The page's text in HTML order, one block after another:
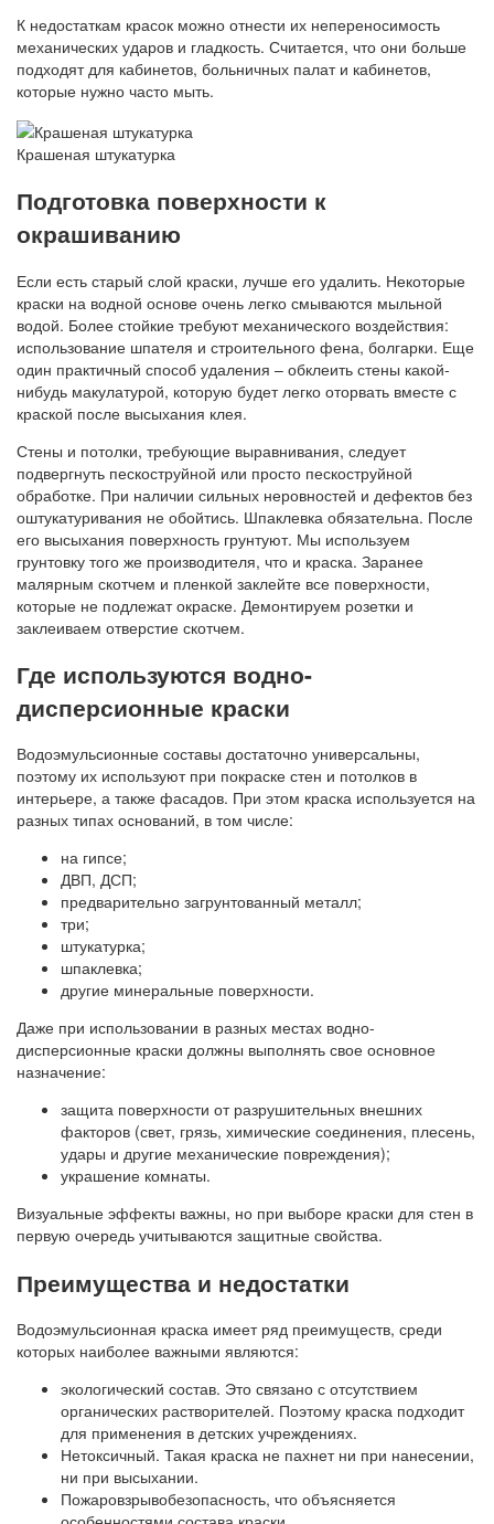
К недостаткам красок можно отнести их непереносимость
механических ударов и гладкость. Считается, что они больше
подходят для кабинетов, больничных палат и кабинетов,
которые нужно часто мыть.
Крашеная штукатурка
Подготовка поверхности к
окрашиванию
Если есть старый слой краски, лучше его удалить. Некоторые
краски на водной основе очень легко смываются мыльной
водой. Более стойкие требуют механического воздействия:
использование шпателя и строительного фена, болгарки. Еще
один практичный способ удаления – обклеить стены какой-
нибудь макулатурой, которую будет легко оторвать вместе с
краской после высыхания клея.
Стены и потолки, требующие выравнивания, следует
подвергнуть пескоструйной или просто пескоструйной
обработке. При наличии сильных неровностей и дефектов без
оштукатуривания не обойтись. Шпаклевка обязательна. После
его высыхания поверхность грунтуют. Мы используем
грунтовку того же производителя, что и краска. Заранее
малярным скотчем и пленкой заклейте все поверхности,
которые не подлежат окраске. Демонтируем розетки и
заклеиваем отверстие скотчем.
Где используются водно-
дисперсионные краски
Водоэмульсионные составы достаточно универсальны,
поэтому их используют при покраске стен и потолков в
интерьере, а также фасадов. При этом краска используется на
разных типах оснований, в том числе:
на гипсе;
ДВП, ДСП;
предварительно загрунтованный металл;
три;
штукатурка;
шпаклевка;
другие минеральные поверхности.
Даже при использовании в разных местах водно-
дисперсионные краски должны выполнять свое основное
назначение:
защита поверхности от разрушительных внешних
факторов (свет, грязь, химические соединения, плесень,
удары и другие механические повреждения);
украшение комнаты.
Визуальные эффекты важны, но при выборе краски для стен в
первую очередь учитываются защитные свойства.
Преимущества и недостатки
Водоэмульсионная краска имеет ряд преимуществ, среди
которых наиболее важными являются:
экологический состав. Это связано с отсутствием
органических растворителей. Поэтому краска подходит
для применения в детских учреждениях.
Нетоксичный. Такая краска не пахнет ни при нанесении,
ни при высыхании.
Пожаровзрывобезопасность, что объясняется